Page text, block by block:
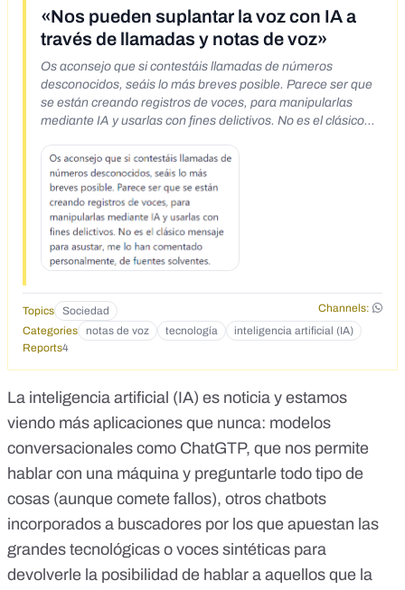
«Nos pueden suplantar la voz con IA a
través de llamadas y notas de voz»
Os aconsejo que si contestáis llamadas de números
desconocidos, seáis lo más breves posible. Parece ser que
se están creando registros de voces, para manipularlas
mediante IA y usarlas con fines delictivos. No es el clásico
personalmente, de fuentes solventes.
Topics Sociedad
Channels:
Categories
notas de voz tecnología
inteligencia artificial (IA)
Reports4
La inteligencia artificial (IA) es noticia y estamos
viendo más aplicaciones que nunca: modelos
conversacionales como ChatGTP, que nos permite
hablar con una máquina y preguntarle todo tipo de
cosas (aunque comete fallos), otros chatbots
incorporados a buscadores por los que apuestan las
grandes tecnológicas o voces sintéticas para
devolverle la posibilidad de hablar a aquellos que la